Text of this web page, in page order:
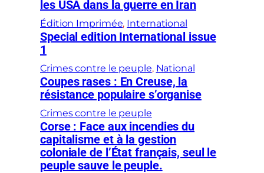
les USA dans la guerre en Iran
Édition Imprimée, International
Special edition International issue
1
Crimes contre le peuple, National
Coupes rases : En Creuse, la
résistance populaire s’organise
Crimes contre le peuple
Corse : Face aux incendies du
capitalisme et à la gestion
coloniale de l’État français, seul le
peuple sauve le peuple.